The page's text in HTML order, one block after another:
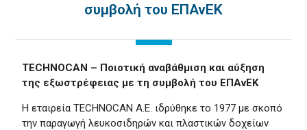
συμβολή του ΕΠΑνΕΚ
TECHNOCAN – Ποιοτική αναβάθμιση και αύξηση
της εξωστρέφειας με τη συμβολή του ΕΠΑνΕΚ
Η εταιρεία TECHNOCAN Α.Ε. ιδρύθηκε το 1977 με σκοπό
την παραγωγή λευκοσιδηρών και πλαστικών δοχείων